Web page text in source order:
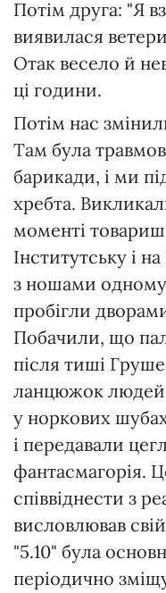
Потім друга: "Я
виявилася
Отак весело й
ці години.
Потім нас
Там була
барикади, і ми
хребта.
моменті
Інститутську і
з ношами
пробігли
Побачили, що
після тиші
ланцюжок
у норкових
і передавали
фантасмагорія.
співвіднести з
висловлював
"5.10" була
періодично